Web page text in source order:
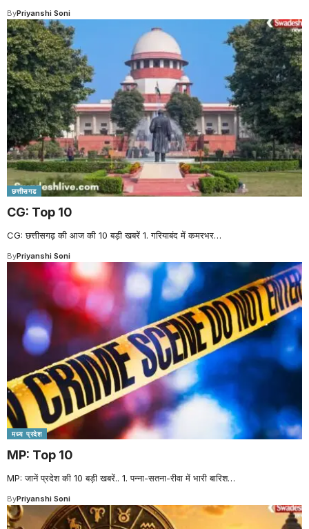
ByPriyanshi Soni
छत्तीसगढ
CG: Top 10
CG: छत्तीसगढ़ की आज की 10 बड़ी खबरें 1. गरियाबंद में कमरभर…
ByPriyanshi Soni
मध्य प्रदेश
MP: Top 10
MP: जानें प्रदेश की 10 बड़ी खबरें.. 1. पन्ना-सतना-रीवा में भारी बारिश…
ByPriyanshi Soni